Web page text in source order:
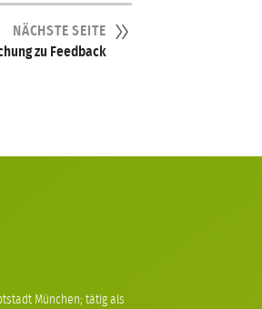
NÄCHSTE SEITE
zu Feedback
München; tätig als